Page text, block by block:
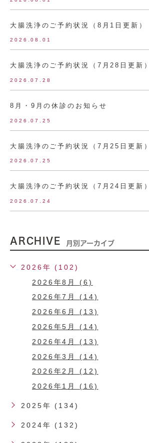
大腸洗浄のご予約状況（8月1日更新）
2026.08.01
大腸洗浄のご予約状況（7月28日更新）
2026.07.28
8月・9月の休診のお知らせ
2026.07.25
大腸洗浄のご予約状況（7月25日更新）
2026.07.25
大腸洗浄のご予約状況（7月24日更新）
2026.07.24
ARCHIVE 月別アーカイブ
2026年 (102)
2026年8月 (6)
2026年7月 (14)
2026年6月 (13)
2026年5月 (14)
2026年4月 (13)
2026年3月 (14)
2026年2月 (12)
2026年1月 (16)
2025年 (134)
2024年 (132)